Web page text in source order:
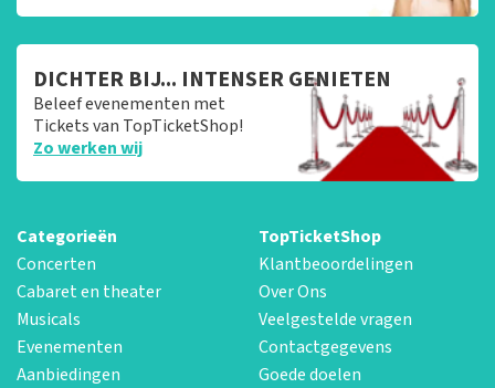
DICHTER BIJ... INTENSER GENIETEN
Beleef evenementen met
Tickets van TopTicketShop!
Zo werken wij
Categorieën
Concerten
Cabaret en theater
Musicals
Evenementen
Aanbiedingen
TopTicketShop
Klantbeoordelingen
Over Ons
Veelgestelde vragen
Contactgegevens
Goede doelen